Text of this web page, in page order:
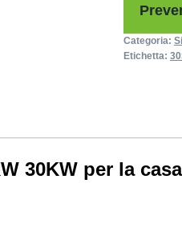
Categoria:
Etichetta:
30KW per la casa